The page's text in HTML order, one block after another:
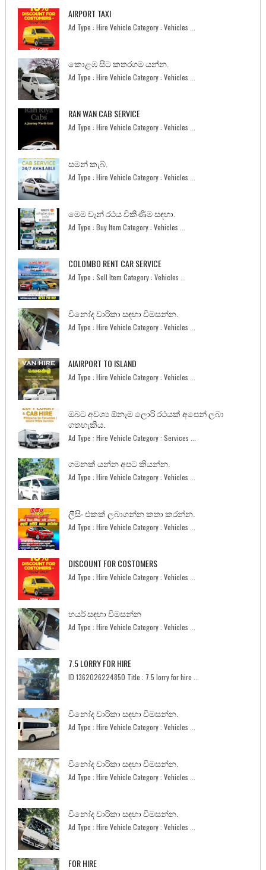
AIRPORT TAXI
Ad Type : Hire Vehicle Category : Vehicles ...
කොළඹ සිට කතරගම යන්න.
Ad Type : Hire Vehicle Category : Vehicles ...
RAN WAN CAB SERVICE
Ad Type : Hire Vehicle Category : Vehicles ...
සමන් කැබ්.
Ad Type : Hire Vehicle Category : Vehicles ...
මෙම වෑන් රථය විකිණීම සඳහා.
Ad Type : Buy Item Category : Vehicles ...
COLOMBO RENT CAR SERVICE
Ad Type : Sell Item Category : Vehicles ...
විනෝද චාරිකා සඳහා විමසන්න.
Ad Type : Hire Vehicle Category : Vehicles ...
AIAIRPORT TO ISLAND
Ad Type : Hire Vehicle Category : Vehicles ...
ඔබට අවශ්‍ය ඕනෑම ලොරි රථයක් අපෙන් ලබා
ගතහැකිය.
Ad Type : Hire Vehicle Category : Services ...
ගමනක් යන්න අපට කියන්න.
Ad Type : Hire Vehicle Category : Vehicles ...
ලීසිං එකක් ලබාගන්න කතා කරන්න.
Ad Type : Hire Vehicle Category : Vehicles ...
DISCOUNT FOR COSTOMERS
Ad Type : Hire Vehicle Category : Vehicles ...
හයර් සඳහා විමසන්න
Ad Type : Hire Vehicle Category : Vehicles ...
7.5 LORRY FOR HIRE
ID 1362026224850 Title : 7.5 lorry for hire ...
විනෝද චාරිකා සඳහා විමසන්න.
Ad Type : Hire Vehicle Category : Vehicles ...
විනෝද චාරිකා සඳහා විමසන්න.
Ad Type : Hire Vehicle Category : Vehicles ...
විනෝද චාරිකා සඳහා විමසන්න.
Ad Type : Hire Vehicle Category : Vehicles ...
FOR HIRE